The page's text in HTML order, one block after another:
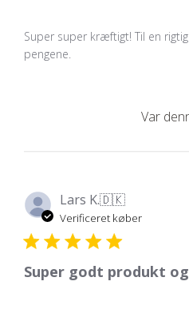
Super super kræftigt! Til en
pengene.
Var
Lars K.🇩🇰
Verificeret køber
Super godt produkt